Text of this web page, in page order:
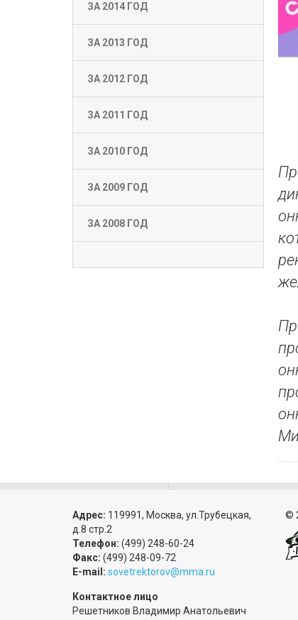
ЗА 2014 ГОД
ЗА 2013 ГОД
ЗА 2012 ГОД
ЗА 2011 ГОД
ЗА 2010 ГОД
ЗА 2009 ГОД
ЗА 2008 ГОД
Адрес: 119991, Москва, ул.Трубецкая,
д.8 стр.2
Телефон: (499) 248-60-24
Факс: (499) 248-09-72
E-mail: sovetrektorov@mma.ru
Контактное лицо
Решетников Владимир Анатольевич
©